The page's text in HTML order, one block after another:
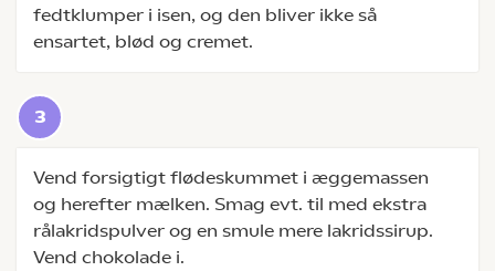
fedtklumper i isen, og den bliver ikke så
ensartet, blød og cremet.
Vend forsigtigt flødeskummet i æggemassen
og herefter mælken. Smag evt. til med ekstra
rålakridspulver og en smule mere lakridssirup.
Vend chokolade i.